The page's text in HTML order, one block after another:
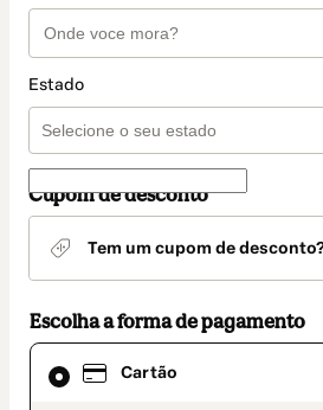
Estado
Cupom de desconto
Tem um cupom de
Escolha a forma de pagamento
Cartão
Cartão
selecionado